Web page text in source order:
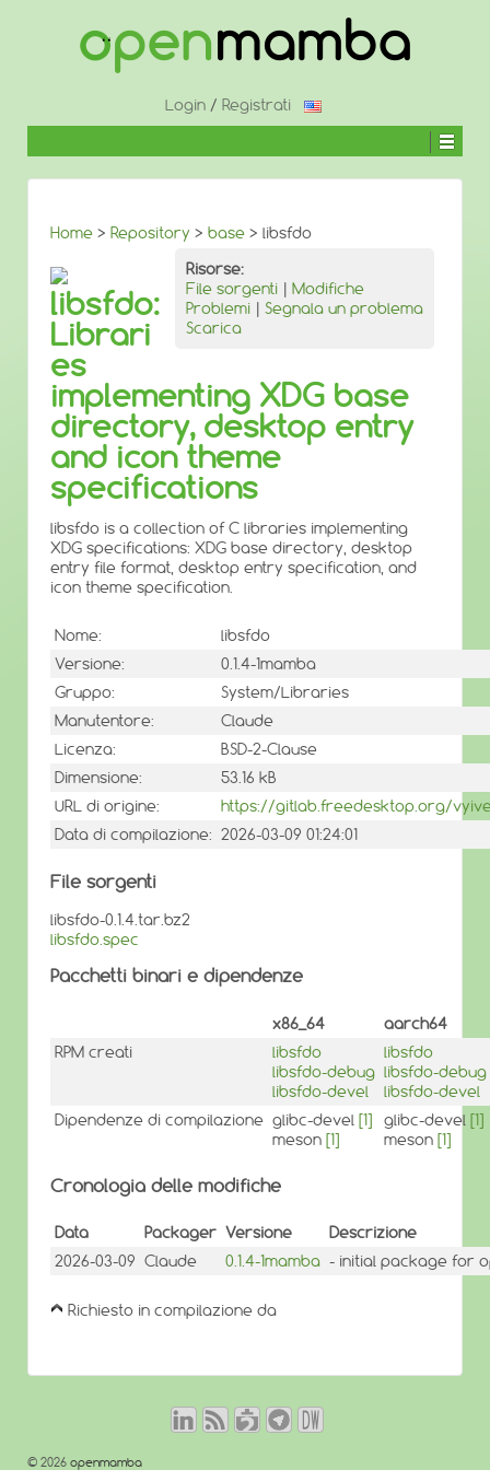
CONTENUTO
Login / Registrati
Home > Repository > base > libsfdo
Risorse:
File sorgenti | Modifiche
Problemi | Segnala un problema
Scarica
libsfdo:
Librari
es
implementing XDG base
directory, desktop entry
and icon theme
specifications
libsfdo is a collection of C libraries implementing
XDG specifications: XDG base directory, desktop
entry file format, desktop entry specification, and
icon theme specification.
Nome:
libsfdo
Versione:
0.1.4-1mamba
Gruppo:
System/Libraries
Manutentore:
Claude
Licenza:
BSD-2-Clause
Dimensione:
53.16 kB
URL di origine:
https://gitlab.freedesktop.org/
Data di compilazione: 2026-03-09 01:24:01
File sorgenti
libsfdo-0.1.4.tar.bz2
libsfdo.spec
Pacchetti binari e dipendenze
x86_64
aarch64
RPM creati
libsfdo
libsfdo-debug
libsfdo-devel
libsfdo
libsfdo-debug
libsfdo-devel
Dipendenze di compilazione glibc-devel [1]
meson [1]
glibc-devel [1]
meson [1]
Cronologia delle modifiche
Data Packager Versione
Descrizione
2026-03-09 Claude 0.1.4-1mamba - initial package for
Richiesto in compilazione da
© 2026 openmamba